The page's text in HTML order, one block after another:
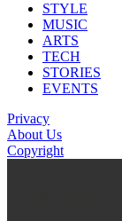
STYLE
MUSIC
ARTS
TECH
STORIES
EVENTS
Privacy
About Us
Copyright